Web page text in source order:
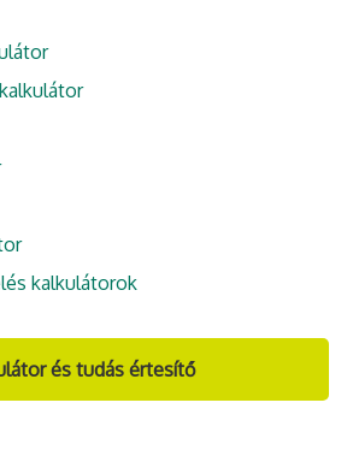
kalkulátorok
és tudás értesítő